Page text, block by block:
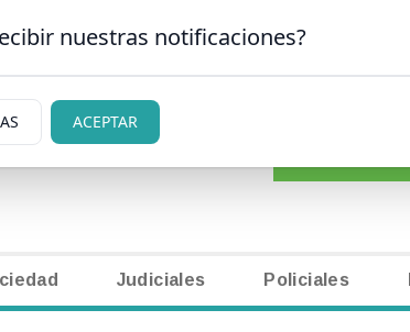
DE BARILOCHE CLASIFICADOS
Judiciales Policiales
nuestras notificaciones?
ACEPTAR